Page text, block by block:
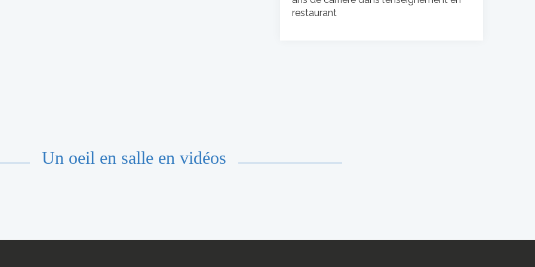
restaurant
Un oeil en salle en vidéos